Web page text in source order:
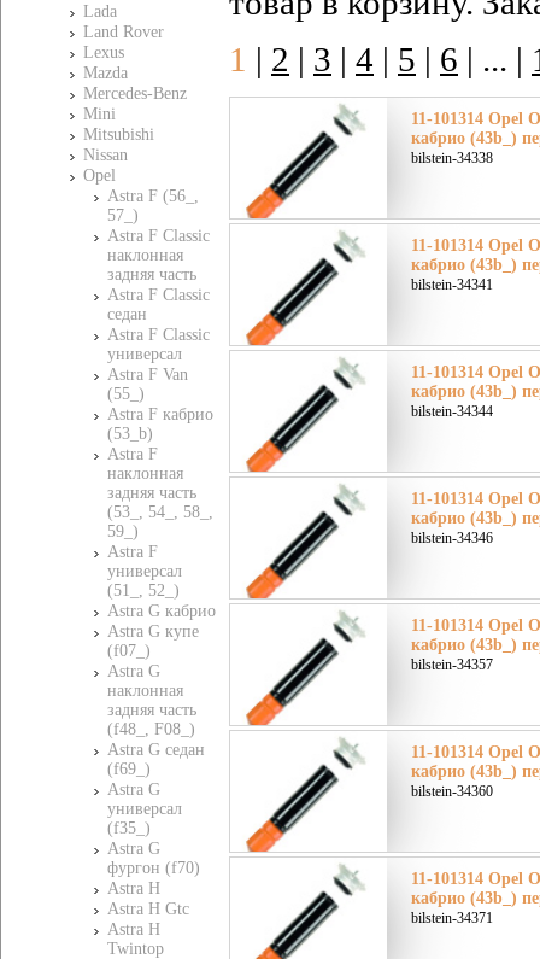
Lada
Land Rover
Lexus
Mazda
Mercedes-Benz
Mini
Mitsubishi
Nissan
Opel
Astra F (56_,
57_)
Astra F Classic
наклонная
задняя часть
Astra F Classic
седан
Astra F Classic
универсал
Astra F Van
(55_)
Astra F кабрио
(53_b)
Astra F
наклонная
задняя часть
(53_, 54_, 58_,
59_)
Astra F
универсал
(51_, 52_)
Astra G кабрио
Astra G купе
(f07_)
Astra G
наклонная
задняя часть
(f48_, F08_)
Astra G седан
(f69_)
Astra G
универсал
(f35_)
Astra G
фургон (f70)
Astra H
Astra H Gtc
Astra H
Twintop
1 | 2 | 3 | 4 | 5 | 6 | ... |
11-101314 Opel
кабрио (43b_)
bilstein-34338
11-101314 Opel
кабрио (43b_)
bilstein-34341
11-101314 Opel
кабрио (43b_)
bilstein-34344
11-101314 Opel
кабрио (43b_)
bilstein-34346
11-101314 Opel
кабрио (43b_)
bilstein-34357
11-101314 Opel
кабрио (43b_)
bilstein-34360
11-101314 Opel
кабрио (43b_)
bilstein-34371